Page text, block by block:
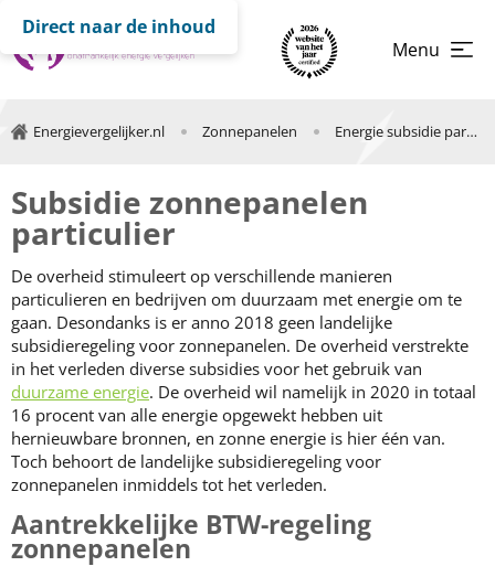
Direct naar de inhoud
Menu
Energievergelijker.nl Zonnepanelen Energie subsidie particulieren
Subsidie zonnepanelen
particulier
De overheid stimuleert op verschillende manieren
particulieren en bedrijven om duurzaam met energie om te
gaan. Desondanks is er anno 2018 geen landelijke
subsidieregeling voor zonnepanelen. De overheid verstrekte
in het verleden diverse subsidies voor het gebruik van
duurzame energie. De overheid wil namelijk in 2020 in totaal
16 procent van alle energie opgewekt hebben uit
hernieuwbare bronnen, en zonne energie is hier één van.
Toch behoort de landelijke subsidieregeling voor
zonnepanelen inmiddels tot het verleden.
Aantrekkelijke BTW-regeling
zonnepanelen